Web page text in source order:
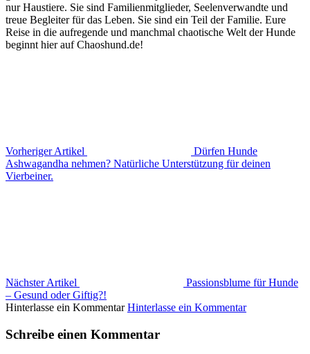
nur Haustiere. Sie sind Familienmitglieder, Seelenverwandte und
treue Begleiter für das Leben. Sie sind ein Teil der Familie. Eure
Reise in die aufregende und manchmal chaotische Welt der Hunde
beginnt hier auf Chaoshund.de!
Vorheriger Artikel
Dürfen Hunde
Ashwagandha nehmen? Natürliche Unterstützung für deinen
Vierbeiner.
Nächster Artikel
Passionsblume für Hunde
– Gesund oder Giftig?!
Hinterlasse ein Kommentar Hinterlasse ein Kommentar
Schreibe einen Kommentar